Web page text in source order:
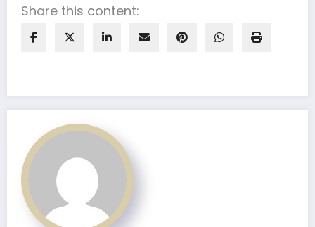
Share this content: